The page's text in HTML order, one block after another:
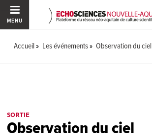
MENU
Accueil Les événements Observation du ciel
SORTIE
Observation du ciel